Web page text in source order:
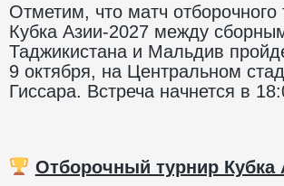
Отметим, что матч отборочного
Кубка Азии-2027 между
Таджикистана и Мальдив
9 октября, на Центральном
Гиссара. Встреча начнется в
Отборочный турнир Кубка